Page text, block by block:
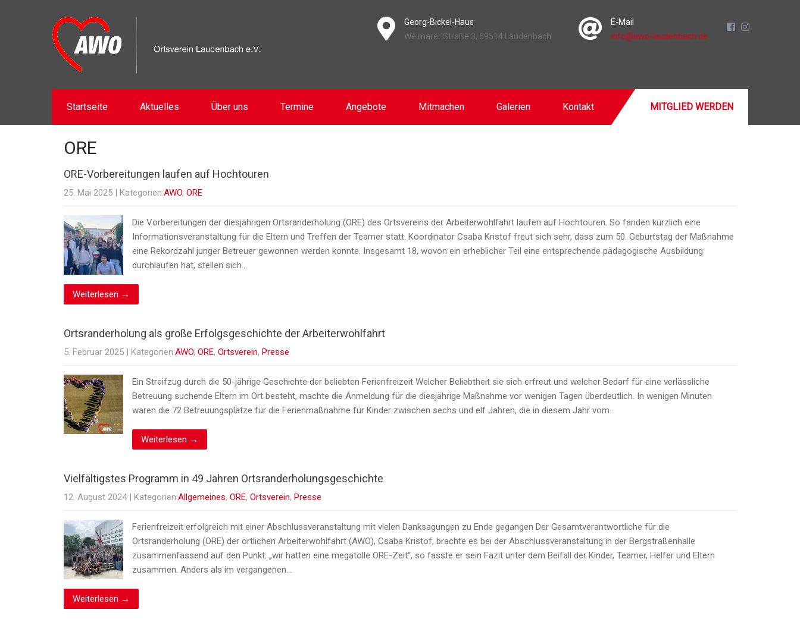
Georg-Bickel-Haus
Weimarer Straße 3, 69514 Laudenbach
E-Mail
info@awo-laudenbach.de
Startseite Aktuelles Über uns Termine Angebote Mitmachen Galerien Kontakt MITGLIED WERDEN
ORE
ORE-Vorbereitungen laufen auf Hochtouren
25. Mai 2025 | Kategorien:AWO, ORE
Die Vorbereitungen der diesjährigen Ortsranderholung (ORE) des Ortsvereins der Arbeiterwohlfahrt laufen auf Hochtouren. So fanden kürzlich eine
Informationsveranstaltung für die Eltern und Treffen der Teamer statt. Koordinator Csaba Kristof freut sich sehr, dass zum 50. Geburtstag der Maßnahme
eine Rekordzahl junger Betreuer gewonnen werden konnte. Insgesamt 18, wovon ein erheblicher Teil eine entsprechende pädagogische Ausbildung
durchlaufen hat, stellen sich…
Weiterlesen →
Ortsranderholung als große Erfolgsgeschichte der Arbeiterwohlfahrt
5. Februar 2025 | Kategorien:AWO, ORE, Ortsverein, Presse
Ein Streifzug durch die 50-jährige Geschichte der beliebten Ferienfreizeit Welcher Beliebtheit sie sich erfreut und welcher Bedarf für eine verlässliche
Betreuung suchende Eltern im Ort besteht, machte die Anmeldung für die diesjährige Maßnahme vor wenigen Tagen überdeutlich. In wenigen Minuten
waren die 72 Betreuungsplätze für die Ferienmaßnahme für Kinder zwischen sechs und elf Jahren, die in diesem Jahr vom…
Weiterlesen →
Vielfältigstes Programm in 49 Jahren Ortsranderholungsgeschichte
12. August 2024 | Kategorien:Allgemeines, ORE, Ortsverein, Presse
Ferienfreizeit erfolgreich mit einer Abschlussveranstaltung mit vielen Danksagungen zu Ende gegangen Der Gesamtverantwortliche für die
Ortsranderholung (ORE) der örtlichen Arbeiterwohlfahrt (AWO), Csaba Kristof, brachte es bei der Abschlussveranstaltung in der Bergstraßenhalle
zusammenfassend auf den Punkt: „wir hatten eine megatolle ORE-Zeit“, so fasste er sein Fazit unter dem Beifall der Kinder, Teamer, Helfer und Eltern
zusammen. Anders als im vergangenen…
Weiterlesen →